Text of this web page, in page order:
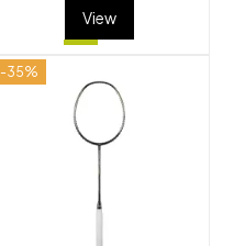
View
-35%